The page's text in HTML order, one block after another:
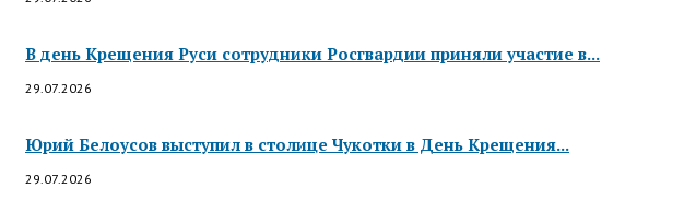
В день Крещения Руси сотрудники Росгвардии приняли участие в...
29.07.2026
Юрий Белоусов выступил в столице Чукотки в День Крещения...
29.07.2026